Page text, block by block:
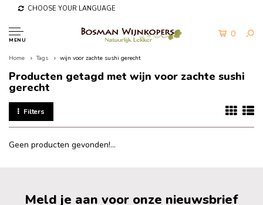
CHOOSE YOUR LANGUAGE
MENU
0
Home Tags wijn voor zachte sushi gerecht
Producten getagd met wijn voor zachte sushi
gerecht
Filters
Geen producten gevonden!...
Meld je aan voor onze nieuwsbrief